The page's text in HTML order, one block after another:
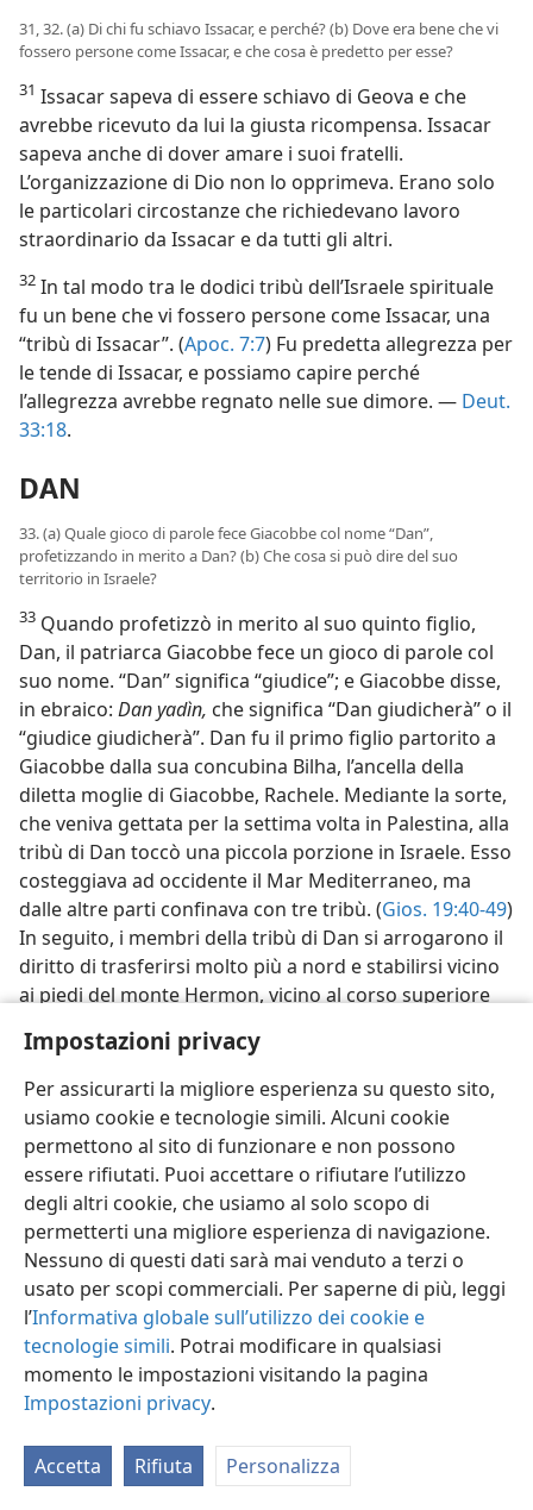
Impostazioni privacy
Per assicurarti la migliore esperienza su questo sito,
usiamo cookie e tecnologie simili. Alcuni cookie
permettono al sito di funzionare e non possono
essere rifiutati. Puoi accettare o rifiutare l’utilizzo
degli altri cookie, che usiamo al solo scopo di
permetterti una migliore esperienza di navigazione.
Nessuno di questi dati sarà mai venduto a terzi o
usato per scopi commerciali. Per saperne di più, leggi
l’Informativa globale sull’utilizzo dei cookie e
tecnologie simili. Potrai modificare in qualsiasi
momento le impostazioni visitando la pagina
Impostazioni privacy.
Accetta Rifiuta Personalizza
31, 32. (a) Di chi fu schiavo Issacar, e perché? (b) Dove era bene che vi
fossero persone come Issacar, e che cosa è predetto per esse?
31 Issacar sapeva di essere schiavo di Geova e che
avrebbe ricevuto da lui la giusta ricompensa. Issacar
sapeva anche di dover amare i suoi fratelli.
L’organizzazione di Dio non lo opprimeva. Erano solo
le particolari circostanze che richiedevano lavoro
straordinario da Issacar e da tutti gli altri.
32 In tal modo tra le dodici tribù dell’Israele spirituale
fu un bene che vi fossero persone come Issacar, una
“tribù di Issacar”. (Apoc. 7:7) Fu predetta allegrezza per
le tende di Issacar, e possiamo capire perché
l’allegrezza avrebbe regnato nelle sue dimore. — Deut.
33:18.
DAN
33. (a) Quale gioco di parole fece Giacobbe col nome “Dan”,
profetizzando in merito a Dan? (b) Che cosa si può dire del suo
territorio in Israele?
33 Quando profetizzò in merito al suo quinto figlio,
Dan, il patriarca Giacobbe fece un gioco di parole col
suo nome. “Dan” significa “giudice”; e Giacobbe disse,
in ebraico: Dan yadìn, che significa “Dan giudicherà” o il
“giudice giudicherà”. Dan fu il primo figlio partorito a
Giacobbe dalla sua concubina Bilha, l’ancella della
diletta moglie di Giacobbe, Rachele. Mediante la sorte,
che veniva gettata per la settima volta in Palestina, alla
tribù di Dan toccò una piccola porzione in Israele. Esso
costeggiava ad occidente il Mar Mediterraneo, ma
dalle altre parti confinava con tre tribù. (Gios. 19:40-49)
In seguito, i membri della tribù di Dan si arrogarono il
diritto di trasferirsi molto più a nord e stabilirsi vicino
ai piedi del monte Hermon, vicino al corso superiore
nella visione profetica di Ezechiele il territorio di Dan è
situato nella punta più settentrionale, il territorio Nº 1.
Ezech. 48:1, 2) Quanto alla parte che Dan avrebbe
avuto in Israele, il patriarca Giacobbe profetizzò, in
Genesi 49:16-18 (VR):
“Dan giudicherà il suo popolo, come una delle
tribù d’Israele. Dan sarà una serpe sulla strada,
una cerasta sul sentiero, che morde i talloni del
cavallo, sì che il cavaliere cade all’indietro. Io ho
aspettato la tua salvezza, o Eterno [Geova]!”
34. Quale esperienza ebbe la tribù di Dan nel giudicare il suo popolo?
34Chi non conosce la storia di Sansone, l’uomo più
forte vissuto sulla terra, che abbatté infine il tempio
del falso dio Dagon, uccidendo più di tremila nemici